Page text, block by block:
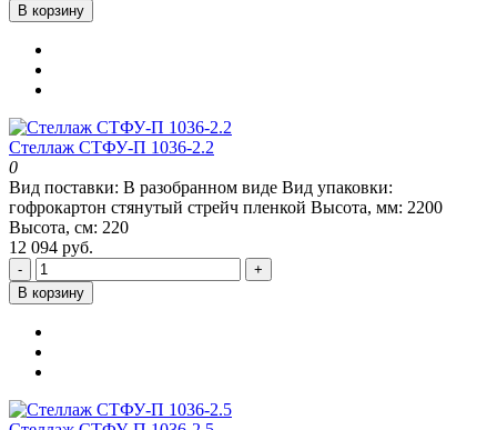
В корзину
Стеллаж СТФУ-П 1036-2.2
0
Вид поставки: В разобранном виде Вид упаковки:
гофрокартон стянутый стрейч пленкой Высота, мм: 2200
Высота, см: 220
12 094 руб.
-
+
В корзину